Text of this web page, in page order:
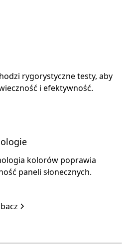
rygorystyczne testy, aby
i efektywność.
kolorów poprawia
paneli słonecznych.